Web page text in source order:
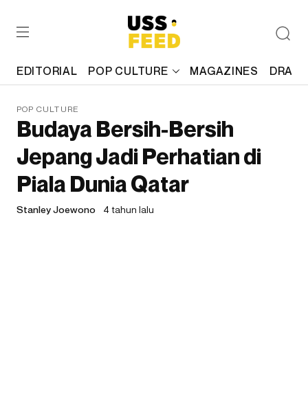
EDITORIAL POP CULTURE MAGAZINES
POP CULTURE
Budaya Bersih-Bersih
Jepang Jadi Perhatian di
Piala Dunia Qatar
Stanley Joewono 4 tahun lalu